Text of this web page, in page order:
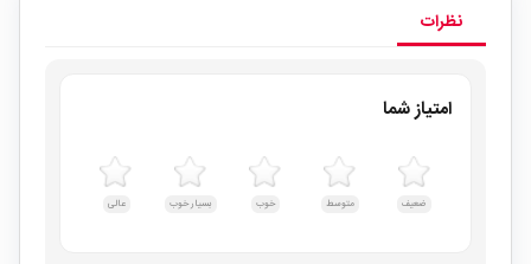
نظرات
امتیاز شما
ضعیف متوسط خوب بسیار خوب عالی